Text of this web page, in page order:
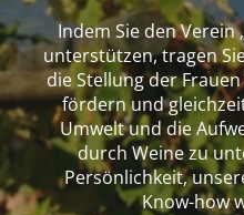
Indem Sie den Verein
unterstützen, tragen
die Stellung der
fördern und
Umwelt und die
durch Weine zu
Persönlichkeit,
Know-how